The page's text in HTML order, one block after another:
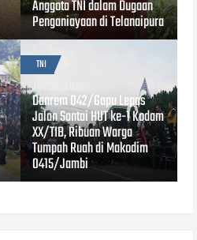
Anggota TNI dalam Dugaan
Penganiayaan di Telanaipura
TNI
JUL 26, 2026
Danrem 042/Gapu Lepas
Jalan Santai HUT ke-1 Kodam
XX/TIB, Ribuan Warga
Tumpah Ruah di Makodim
0415/Jambi